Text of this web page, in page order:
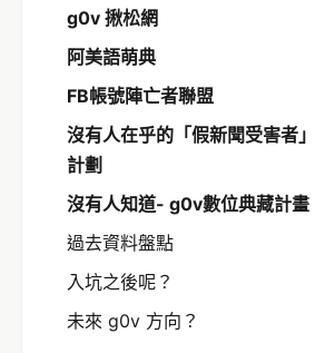
g0v 揪松網
阿美語萌典
FB帳號陣亡者聯盟
沒有人在乎的「假新聞受害
計劃
沒有人知道- g0v數位典藏計畫
過去資料盤點
入坑之後呢？
未來 g0v 方向？